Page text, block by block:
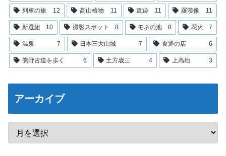
列車の旅 12 高山植物 11 遺跡 11 羅漢像 11
新選組 10 撮影スポット 8 モネの池 8 花火 7
温泉 7 日本三大山城 7 食通の店 6
熊野古道を歩く 6 土方歳三 4 上高地 3
アーカイブ